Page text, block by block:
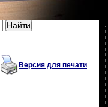
Версия для печати